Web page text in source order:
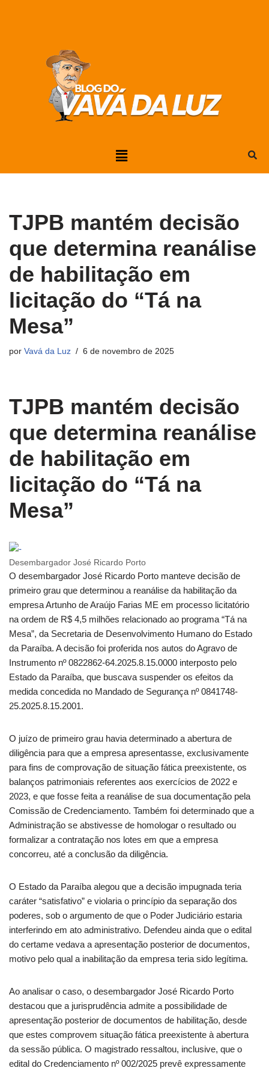
TJPB mantém decisão
que determina reanálise
de habilitação em
licitação do “Tá na
Mesa”
por Vavá da Luz 6 de novembro de 2025
TJPB mantém decisão
que determina reanálise
de habilitação em
licitação do “Tá na
Mesa”
Desembargador José Ricardo Porto
O desembargador José Ricardo Porto manteve decisão de
primeiro grau que determinou a reanálise da habilitação da
empresa Artunho de Araújo Farias ME em processo licitatório
na ordem de R$ 4,5 milhões relacionado ao programa “Tá na
Mesa”, da Secretaria de Desenvolvimento Humano do Estado
da Paraíba. A decisão foi proferida nos autos do Agravo de
Instrumento nº 0822862-64.2025.8.15.0000 interposto pelo
Estado da Paraíba, que buscava suspender os efeitos da
medida concedida no Mandado de Segurança nº 0841748-
25.2025.8.15.2001.
O juízo de primeiro grau havia determinado a abertura de
diligência para que a empresa apresentasse, exclusivamente
para fins de comprovação de situação fática preexistente, os
balanços patrimoniais referentes aos exercícios de 2022 e
2023, e que fosse feita a reanálise de sua documentação pela
Comissão de Credenciamento. Também foi determinado que a
Administração se abstivesse de homologar o resultado ou
formalizar a contratação nos lotes em que a empresa
concorreu, até a conclusão da diligência.
O Estado da Paraíba alegou que a decisão impugnada teria
caráter “satisfativo” e violaria o princípio da separação dos
poderes, sob o argumento de que o Poder Judiciário estaria
interferindo em ato administrativo. Defendeu ainda que o edital
do certame vedava a apresentação posterior de documentos,
motivo pelo qual a inabilitação da empresa teria sido legítima.
Ao analisar o caso, o desembargador José Ricardo Porto
destacou que a jurisprudência admite a possibilidade de
apresentação posterior de documentos de habilitação, desde
que estes comprovem situação fática preexistente à abertura
da sessão pública. O magistrado ressaltou, inclusive, que o
edital do Credenciamento nº 002/2025 prevê expressamente